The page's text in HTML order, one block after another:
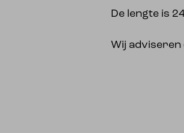
De lengte is
Wij adviseren